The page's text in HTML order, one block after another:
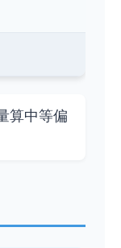
算中等偏